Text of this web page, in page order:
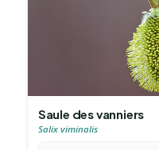
Saule des vanniers
Salix viminalis